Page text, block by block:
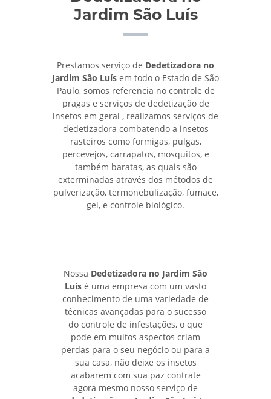
Jardim São Luís
Prestamos serviço de Dedetizadora no
Jardim São Luís em todo o Estado de São
Paulo, somos referencia no controle de
pragas e serviços de dedetização de
insetos em geral , realizamos serviços de
dedetizadora combatendo a insetos
rasteiros como formigas, pulgas,
percevejos, carrapatos, mosquitos, e
também baratas, as quais são
exterminadas através dos métodos de
pulverização, termonebulização, fumace,
gel, e controle biológico.
Nossa Dedetizadora no Jardim São
Luís é uma empresa com um vasto
conhecimento de uma variedade de
técnicas avançadas para o sucesso
do controle de infestações, o que
pode em muitos aspectos criam
perdas para o seu negócio ou para a
sua casa, não deixe os insetos
acabarem com sua paz contrate
agora mesmo nosso serviço de